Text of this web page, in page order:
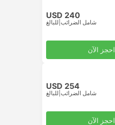
USD 240
شامل الضرائب للبالغ
احجز الآن
USD 254
شامل الضرائب للبالغ
احجز الآن